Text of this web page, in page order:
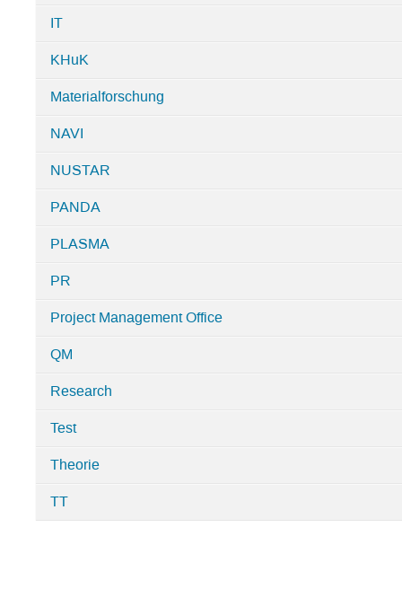
IT
KHuK
Materialforschung
NAVI
NUSTAR
PANDA
PLASMA
PR
Project Management Office
QM
Research
Test
Theorie
TT